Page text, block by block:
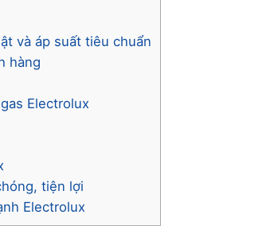
và áp suất tiêu chuẩn
hàng
Electrolux
tiện lợi
Electrolux